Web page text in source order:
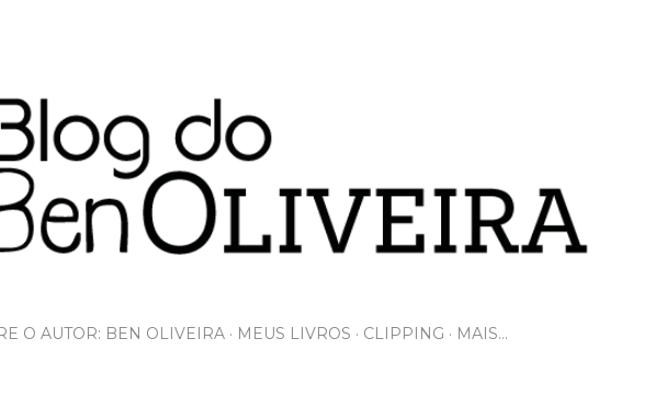
O AUTOR: BEN OLIVEIRA MEUS LIVROS CLIPPING MAIS…